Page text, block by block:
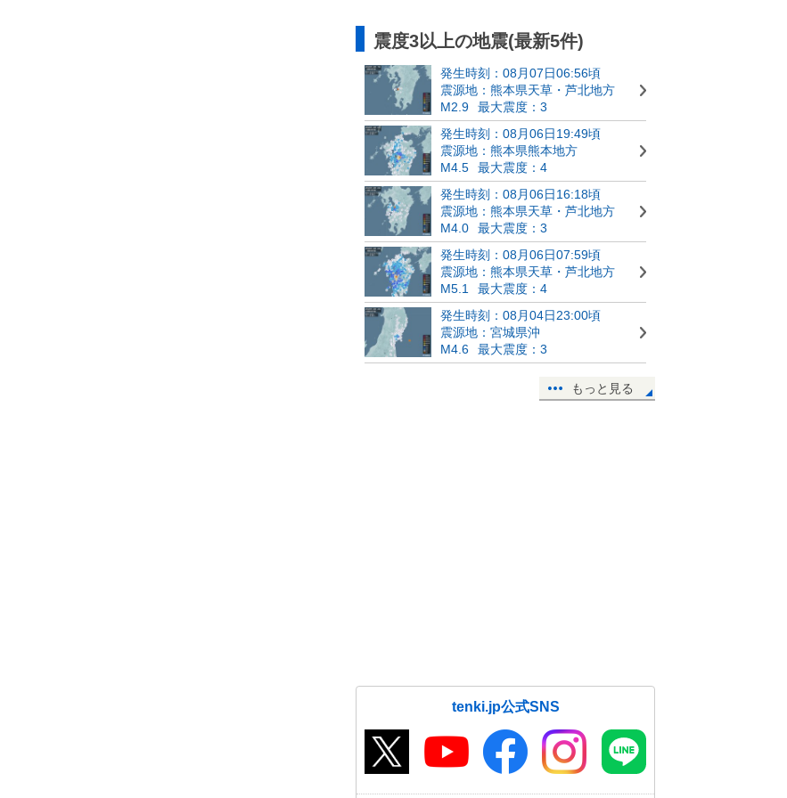
震度3以上の地震(最新5件)
発生時刻：08月07日06:56頃
震源地：熊本県天草・芦北地方
M2.9
最大震度：3
発生時刻：08月06日19:49頃
震源地：熊本県熊本地方
M4.5
最大震度：4
発生時刻：08月06日16:18頃
震源地：熊本県天草・芦北地方
M4.0
最大震度：3
発生時刻：08月06日07:59頃
震源地：熊本県天草・芦北地方
M5.1
最大震度：4
発生時刻：08月04日23:00頃
震源地：宮城県沖
M4.6
最大震度：3
もっと見る
tenki.jp公式SNS